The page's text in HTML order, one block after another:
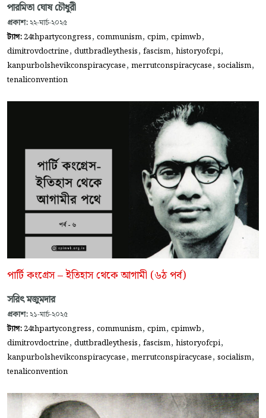
পারমিতা ঘোষ চৌধুরী
প্রকাশ: ২২-মার্চ-২০২৫
ট্যাগ: 24thpartycongress, communism, cpim, cpimwb,
dimitrovdoctrine, duttbradleythesis, fascism, historyofcpi,
kanpurbolshevikconspiracycase, merrutconspiracycase, socialism,
tenaliconvention
পার্টি কংগ্রেস – ইতিহাস থেকে আগামী (৬ঠ পর্ব)
সরিৎ মজুমদার
প্রকাশ: ২১-মার্চ-২০২৫
ট্যাগ: 24thpartycongress, communism, cpim, cpimwb,
dimitrovdoctrine, duttbradleythesis, fascism, historyofcpi,
kanpurbolshevikconspiracycase, merrutconspiracycase, socialism,
tenaliconvention